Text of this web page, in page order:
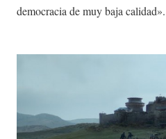
democracia de muy baja calidad».